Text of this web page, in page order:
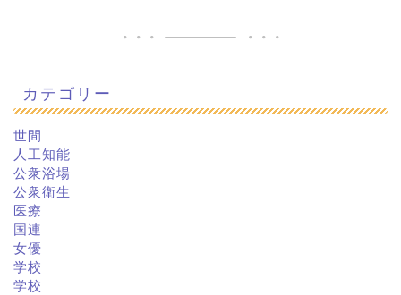
カテゴリー
世間
人工知能
公衆浴場
公衆衛生
医療
国連
女優
学校
学校